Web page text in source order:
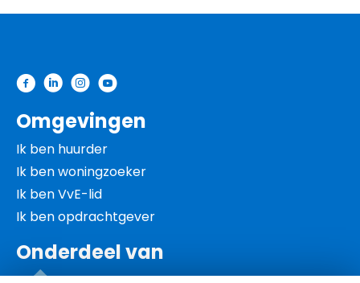
Contactinformatie
Omgevingen
Ik ben huurder
Ik ben woningzoeker
Ik ben VvE-lid
Ik ben opdrachtgever
Onderdeel van